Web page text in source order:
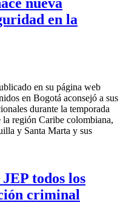
en la
en su página web
en Bogotá aconsejó a sus
durante la temporada
región Caribe colombiana,
y Santa Marta y sus
todos los
criminal